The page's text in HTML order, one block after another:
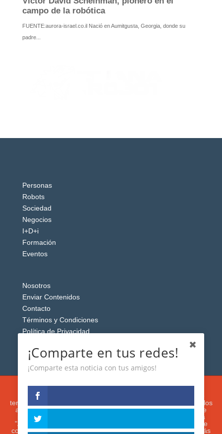
Personas
Robots
Sociedad
Negocios
I+D+i
Formación
Eventos
Nosotros
Enviar Contenidos
Contacto
Términos y Condiciones
Política de Privacidad
Esta web usa cookies analíticas y publicitarias (propias y de
terceros) para analizar el tráfico y personalizar el contenido y los
anuncios que le mostremos de acuerdo con su navegación e
intereses, buscando así mejorar su experiencia. Si presiona
"Aceptar" o continúa navegando, acepta su utilización. Puede
configurar o rechazar su uso presionando "Configuración". Más
¡Comparte en tus redes!
¡Comparte esta noticia con tus amigos!